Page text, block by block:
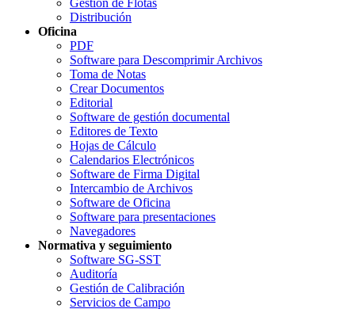
Distribución
Oficina
PDF
Software para Descomprimir Archivos
Toma de Notas
Crear Documentos
Editorial
Software de gestión documental
Editores de Texto
Hojas de Cálculo
Calendarios Electrónicos
Software de Firma Digital
Intercambio de Archivos
Software de Oficina
Software para presentaciones
Navegadores
Normativa y seguimiento
Software SG-SST
Auditoría
Gestión de Calibración
Servicios de Campo